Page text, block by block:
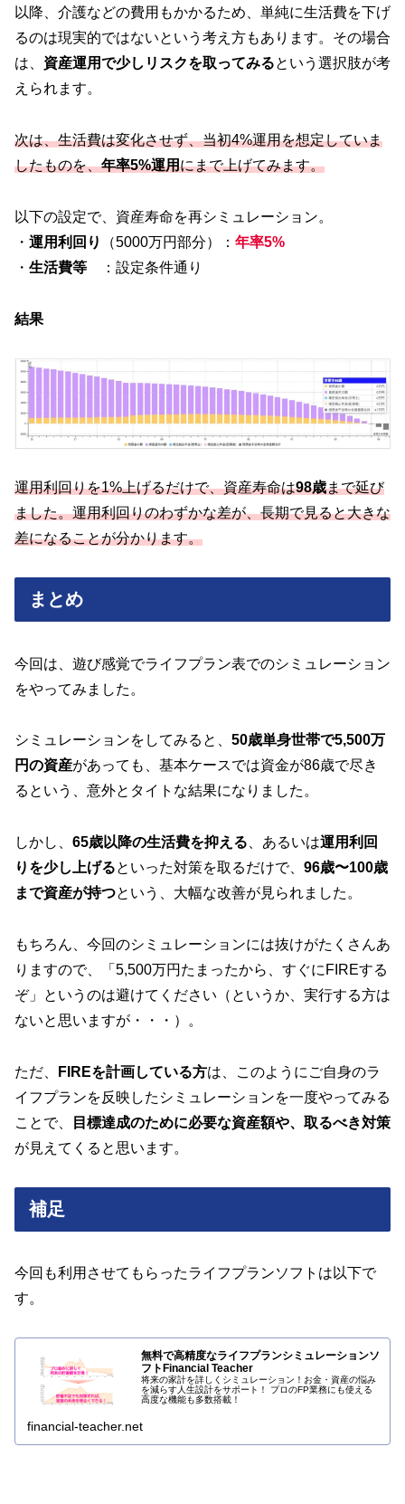
以降、介護などの費用もかかるため、単純に生活費を下げ
るのは現実的ではないという考え方もあります。その場合
は、 資産運用で少しリスクを取ってみるという選択肢が考
えられます。
次は、生活費は変化させず、当初4%運用を想定していま
したものを、年率5%運用にまで上げてみます。
以下の設定で、資産寿命を再シミュレーション。
・ 運用利回り （5000万円部分）： 年率5%
・ 生活費等 ：設定条件通り
結果
運用利回りを1%上げるだけで、資産寿命は98歳まで延び
ました。運用利回りのわずかな差が、長期で見ると大きな
差になることが分かります。
まとめ
今回は、遊び感覚でライフプラン表でのシミュレーション
をやってみました。
シミュレーションをしてみると、 50歳単身世帯で5,500万
円の資産があっても、基本ケースでは資金が86歳で尽き
るという、意外とタイトな結果になりました。
しかし、 65歳以降の生活費を抑える 、あるいは運用利回
りを少し上げるといった対策を取るだけで、 96歳〜100歳
まで資産が持つという、大幅な改善が見られました。
もちろん、今回のシミュレーションには抜けがたくさんあ
りますので、「5,500万円たまったから、すぐにFIREする
ぞ」というのは避けてください（というか、実行する方は
ないと思いますが・・・）。
ただ、 FIREを計画している方は、このようにご自身のラ
イフプランを反映したシミュレーションを一度やってみる
ことで、
目標達成のために必要な資産額や、取るべき対策
が見えてくると思います。
補足
今回も利用させてもらったライフプランソフトは以下で
す。
無料で高精度なライフプランシミュレーションソ
フトFinancial Teacher
将来の家計を詳しくシミュレーション！お金・資産の悩み
を減らす人生設計をサポート！ プロのFP業務にも使える
高度な機能も多数搭載！
financial-teacher.net